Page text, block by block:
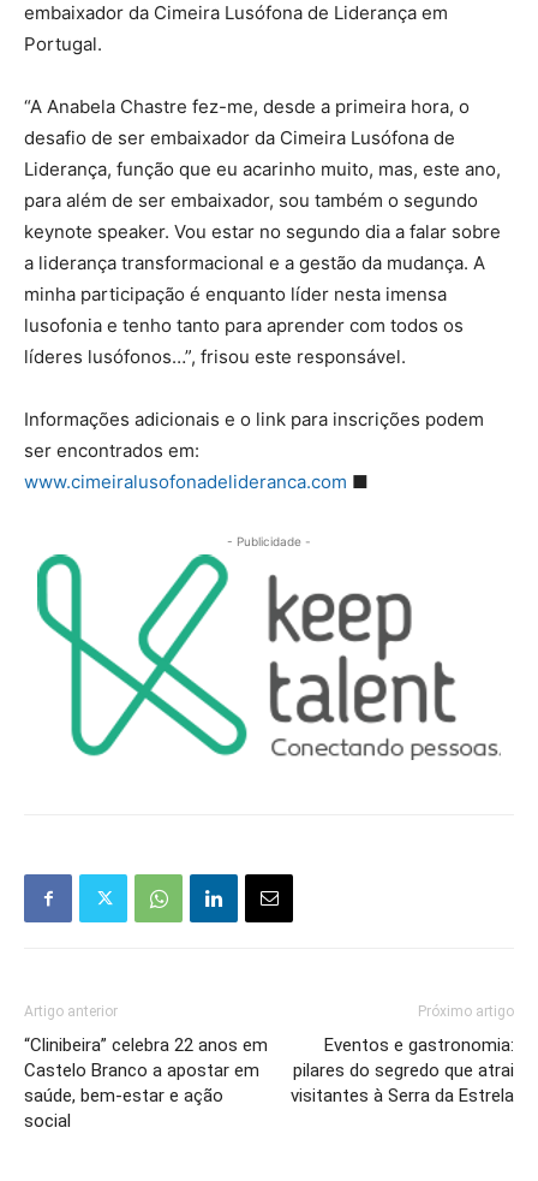
embaixador da Cimeira Lusófona de Liderança em
Portugal.
“A Anabela Chastre fez-me, desde a primeira hora, o
desafio de ser embaixador da Cimeira Lusófona de
Liderança, função que eu acarinho muito, mas, este ano,
para além de ser embaixador, sou também o segundo
keynote speaker. Vou estar no segundo dia a falar sobre
a liderança transformacional e a gestão da mudança. A
minha participação é enquanto líder nesta imensa
lusofonia e tenho tanto para aprender com todos os
líderes lusófonos…”, frisou este responsável.
Informações adicionais e o link para inscrições podem
ser encontrados em:
www.cimeiralusofonadelideranca.com ■
- Publicidade -
Artigo anterior
“Clinibeira” celebra 22 anos em
Castelo Branco a apostar em
saúde, bem-estar e ação
social
Próximo artigo
Eventos e gastronomia:
pilares do segredo que atrai
visitantes à Serra da Estrela